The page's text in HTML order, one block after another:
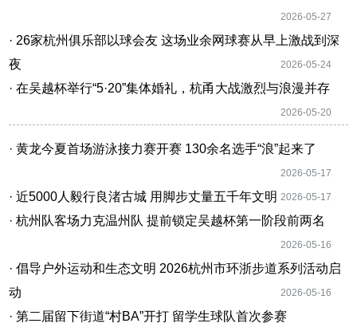
2026-05-27
· 26家杭州俱乐部以球会友 这场业余网球赛从早上激战到深
夜
2026-05-24
· 在吴越杯举行“5·20”集体婚礼，杭甬大战激烈与浪漫并存
2026-05-20
· 黄龙今夏首场游泳接力赛开赛 130余名选手“浪”起来了
2026-05-17
· 近5000人毅行良渚古城 用脚步丈量五千年文明 2026-05-17
· 杭州队客场力克温州队 提前锁定吴越杯第一阶段前两名
2026-05-16
· 倡导户外运动和生态文明 2026杭州市环浙步道系列活动启
动
2026-05-16
· 第二届留下街道“村BA”开打 留学生球队首次参赛